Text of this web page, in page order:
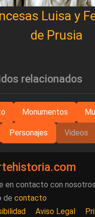
Luisa y
de Prusia
relacionados
Monumentos
Personajes Videos
en contacto con
de contacto
Aviso Legal